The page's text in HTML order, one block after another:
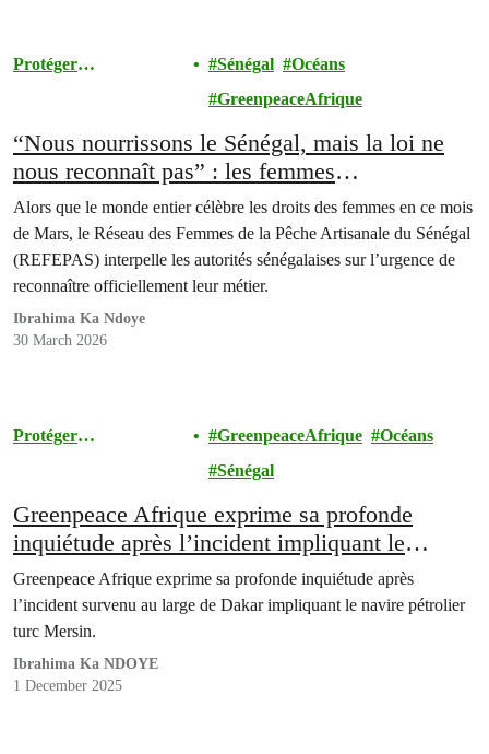
Protéger
Sénégal
Océans
GreenpeaceAfrique
“Nous nourrissons le Sénégal, mais la loi ne
nous reconnaît pas” : les femmes
transformatrices réclament un statut légal
Alors que le monde entier célèbre les droits des femmes en ce mois
de Mars, le Réseau des Femmes de la Pêche Artisanale du Sénégal
(REFEPAS) interpelle les autorités sénégalaises sur l’urgence de
reconnaître officiellement leur métier.
Ibrahima Ka Ndoye
30 March 2026
Protéger
GreenpeaceAfrique
Océans
Sénégal
Greenpeace Afrique exprime sa profonde
inquiétude après l’incident impliquant le
pétrolier Mersin
Greenpeace Afrique exprime sa profonde inquiétude après
l’incident survenu au large de Dakar impliquant le navire pétrolier
turc Mersin.
Ibrahima Ka NDOYE
1 December 2025